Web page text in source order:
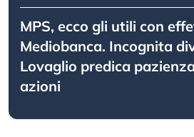
MPS, ecco gli utili con
Mediobanca. Incognita
Lovaglio predica
azioni